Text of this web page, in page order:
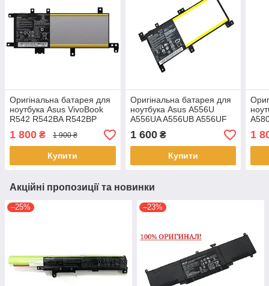
Оригінальна батарея для
ноутбука Asus VivoBook
R542 R542BA R542BP
R542UA R542UF R542UN
R542UQ R542UR
C21N1634
1 800 ₴ 1 900 ₴
Купити
Оригінальна батарея для
ноутбука Asus A556U
A556UA A556UB A556UF
A556UJ A556UQ A556UR
A556UV C21N1509
1 600₴
Купити
1
Акційні пропозиції та новинки
–25% –23%